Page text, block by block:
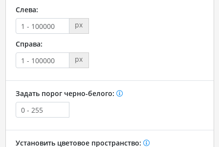
Слева:
px
Справа:
px
Задать порог черно-белого:
Установить цветовое пространство: